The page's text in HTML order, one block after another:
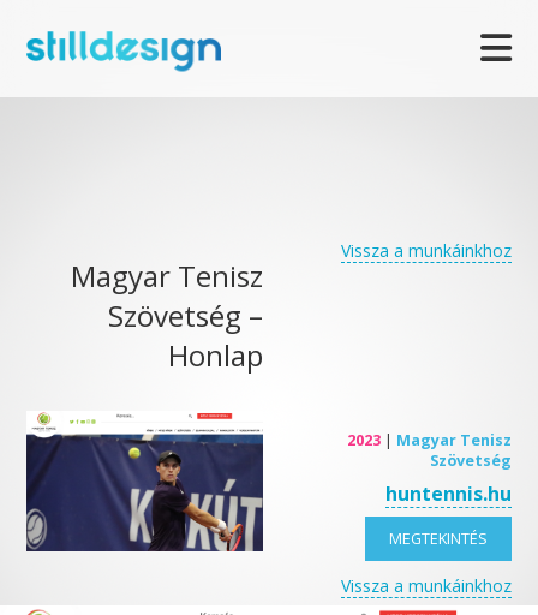
Vissza a munkáinkhoz
Magyar Tenisz
Szövetség –
Honlap
2023| Magyar Tenisz
Szövetség
huntennis.hu
MEGTEKINTÉS
Vissza a munkáinkhoz